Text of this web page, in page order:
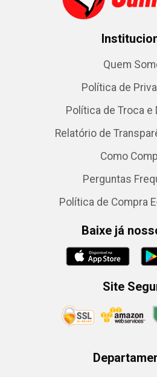
Quem
Política de
Política de Troca e
Relatório de
Como
Perguntas
Política de Compra
Baixe já
Site